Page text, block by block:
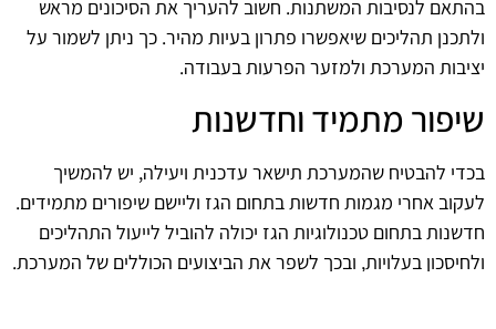
בהתאם לנסיבות המשתנות. חשוב להעריך את הסיכונים מראש
ולתכנן תהליכים שיאפשרו פתרון בעיות מהיר. כך ניתן לשמור על
יציבות המערכת ולמזער הפרעות בעבודה.
שיפור מתמיד וחדשנות
בכדי להבטיח שהמערכת תישאר עדכנית ויעילה, יש להמשיך
לעקוב אחרי מגמות חדשות בתחום הגז וליישם שיפורים מתמידים.
חדשנות בתחום טכנולוגיות הגז יכולה להוביל לייעול התהליכים
ולחיסכון בעלויות, ובכך לשפר את הביצועים הכוללים של המערכת.